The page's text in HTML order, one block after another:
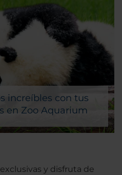
increíbles con tus
en Zoo Aquarium
y disfruta de